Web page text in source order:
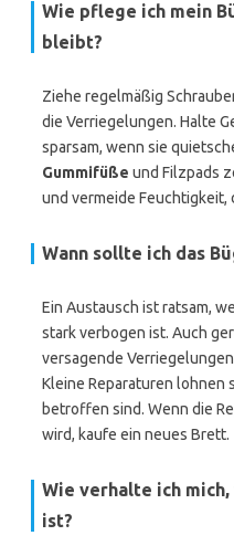
Wie pflege ich mein
bleibt?
Ziehe regelmäßig
die Verriegelungen. Halte
sparsam, wenn sie
Gummifüße und Filzpads
und vermeide Feuchtigkeit,
Wann sollte ich das
Ein Austausch ist ratsam,
stark verbogen ist. Auch
versagende
Kleine Reparaturen lohnen
betroffen sind. Wenn die
wird, kaufe ein neues Brett.
Wie verhalte ich
ist?